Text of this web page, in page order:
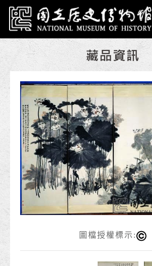
跳到主要內容
國立歷史博物館
網頁導覽
:::
圖檔授權標示: